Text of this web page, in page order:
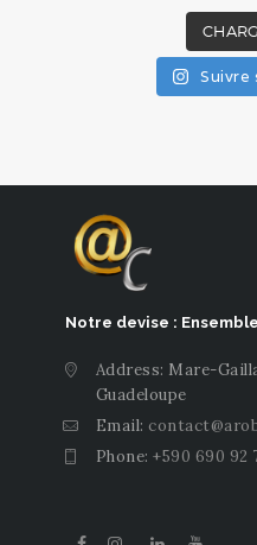
Suivre
Notre devise :
Address: Mare-
Guadeloupe
Email:
Phone:+590 690 92